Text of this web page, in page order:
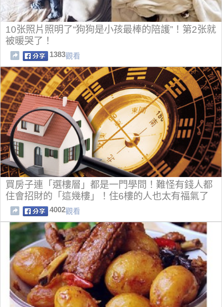
10张照片照明了“狗狗是小孩最棒的陪護”！第2张就
被暖哭了！
1383觀看
買房子連「選樓層」都是一門學問！難怪有錢人都
住會招財的「這幾樓」！住6樓的人也太有福氣了
～
4002觀看